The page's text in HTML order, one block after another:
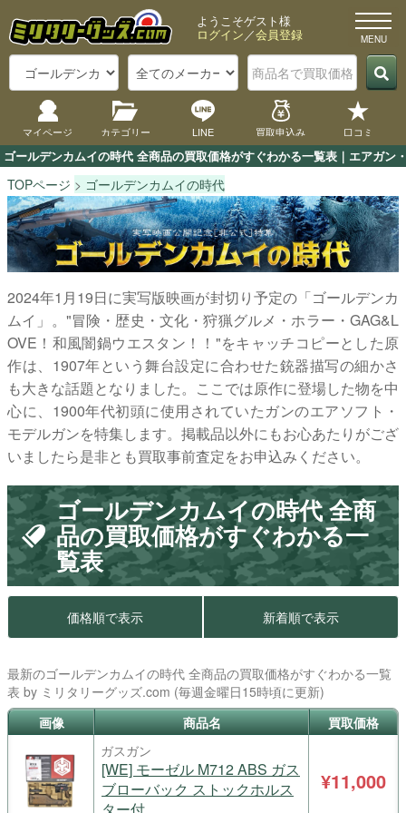
ゴールデンカムイの時代 全商品の買取価格がすぐわかる一覧表｜エアガン
ようこそゲスト様
ログイン／会員登録
マイページ カテゴリー LINE 買取申込み 口コミ
TOPページ ゴールデンカムイの時代
2024年1月19日に実写版映画が封切り予定の「ゴールデンカ
ムイ」。"冒険・歴史・文化・狩猟グルメ・ホラー・GAG&L
OVE！和風闇鍋ウエスタン！！"をキャッチコピーとした原
作は、1907年という舞台設定に合わせた銃器描写の細かさ
も大きな話題となりました。ここでは原作に登場した物を中
心に、1900年代初頭に使用されていたガンのエアソフト・
モデルガンを特集します。掲載品以外にもお心あたりがござ
いましたら是非とも買取事前査定をお申込みください。
ゴールデンカムイの時代 全商
品の買取価格がすぐわかる一
覧表
価格順で表示 新着順で表示
最新のゴールデンカムイの時代 全商品の買取価格がすぐわかる一覧
表 by ミリタリーグッズ.com (毎週金曜日15時頃に更新)
画像
商品名
買取価格
ガスガン
[WE] モーゼル M712 ABS ガス
ブローバック ストックホルス
¥11,000